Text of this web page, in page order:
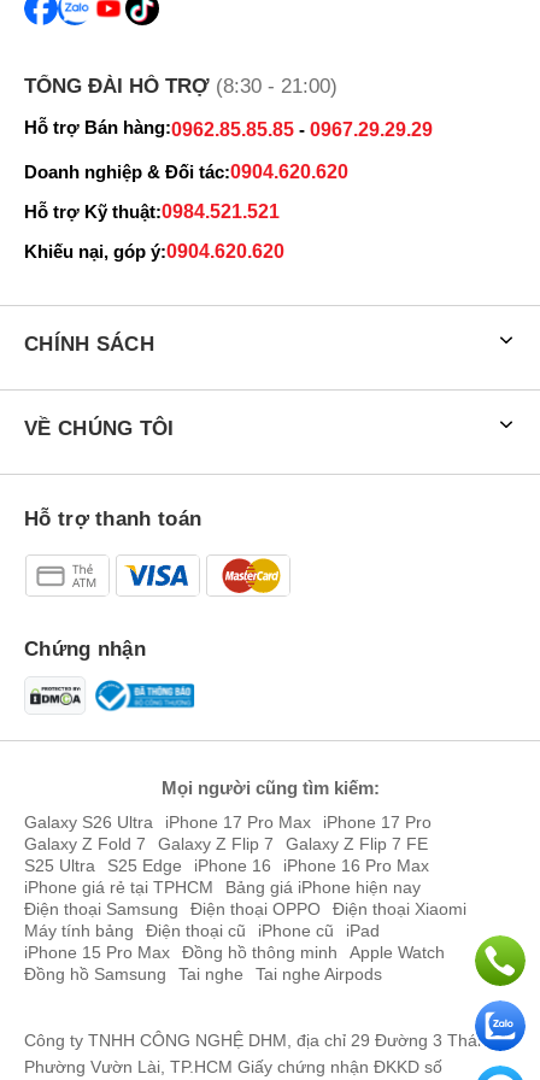
TỔNG ĐÀI HỖ TRỢ (8:30 - 21:00)
Hỗ trợ Bán hàng:0962.85.85.85 - 0967.29.29.29
Doanh nghiệp & Đối tác:0904.620.620
Hỗ trợ Kỹ thuật:0984.521.521
Khiếu nại, góp ý:0904.620.620
CHÍNH SÁCH
VỀ CHÚNG TÔI
Hỗ trợ thanh toán
Chứng nhận
Mọi người cũng tìm kiếm:
Galaxy S26 Ultra iPhone 17 Pro Max
iPhone 17 Pro
Galaxy Z Fold 7
Galaxy Z Flip 7
Galaxy Z Flip 7 FE
S25 Ultra
S25 Edge iPhone 16
iPhone 16 Pro Max
iPhone giá rẻ tại TPHCM
Bảng giá iPhone hiện nay
Điện thoại Samsung
Điện thoại OPPO
Điện thoại Xiaomi
Máy tính bảng
Điện thoại cũ iPhone cũ
iPad
iPhone 15 Pro Max
Đồng hồ thông minh
Apple Watch
Đồng hồ Samsung
Tai nghe Tai nghe Airpods
Công ty TNHH CÔNG NGHỆ DHM, địa chỉ 29 Đường 3 Tháng 2,
Phường Vườn Lài, TP.HCM Giấy chứng nhận ĐKKD số